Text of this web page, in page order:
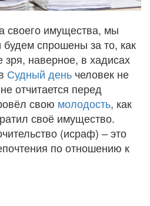
своего имущества, мы
спрошены за то, как
зря, наверное, в хадисах
Судный день человек не
отчитается перед
свою молодость, как
своё имущество.
(исраф) – это
по отношению к